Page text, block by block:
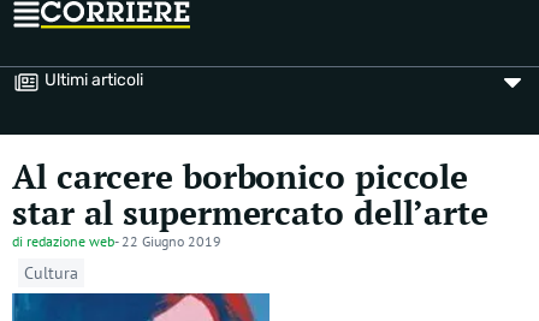
Ultimi articoli
Al carcere borbonico piccole
star al supermercato dell’arte
di redazione web- 22 Giugno 2019
Cultura